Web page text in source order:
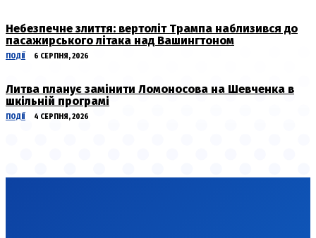
Небезпечне злиття: вертоліт Трампа наблизився до
пасажирського літака над Вашингтоном
ПОДІЇ 6 СЕРПНЯ, 2026
Литва планує замінити Ломоносова на Шевченка в
шкільній програмі
ПОДІЇ 4 СЕРПНЯ, 2026